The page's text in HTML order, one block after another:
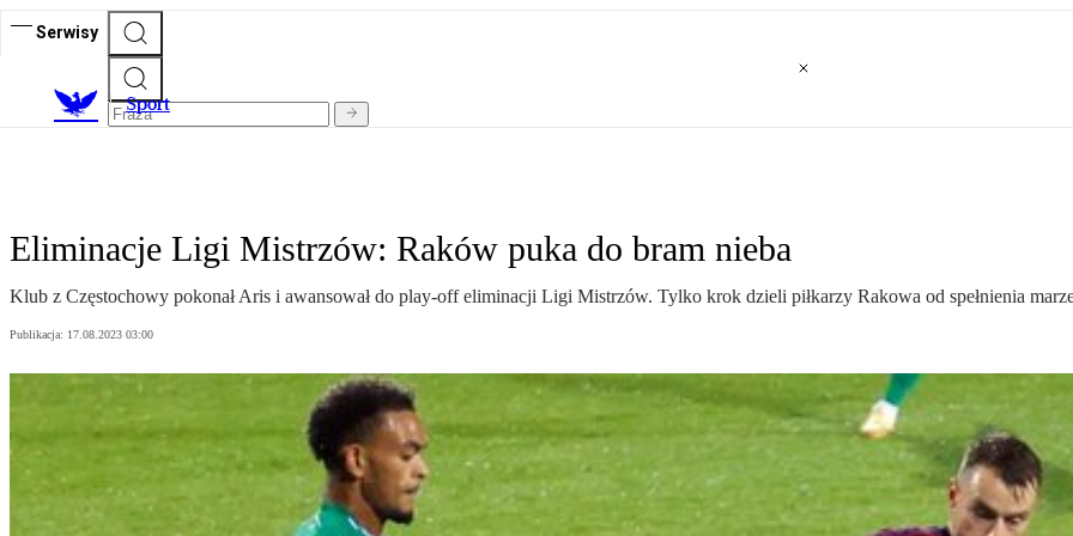
Serwisy
Sport
Eliminacje Ligi Mistrzów: Raków puka do bram nieba
Klub z Częstochowy pokonał Aris i awansował do play-off eliminacji Ligi Mistrzów. Tylko krok dzieli piłkarzy Rakowa od spełnienia
Publikacja: 17.08.2023 03:00